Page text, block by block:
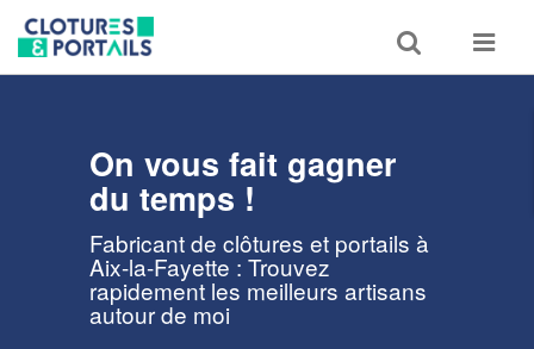
Toggle
search
Toggle
On vous fait gagner
du temps !
Fabricant de clôtures et portails à
Aix-la-Fayette : Trouvez
rapidement les meilleurs artisans
autour de moi